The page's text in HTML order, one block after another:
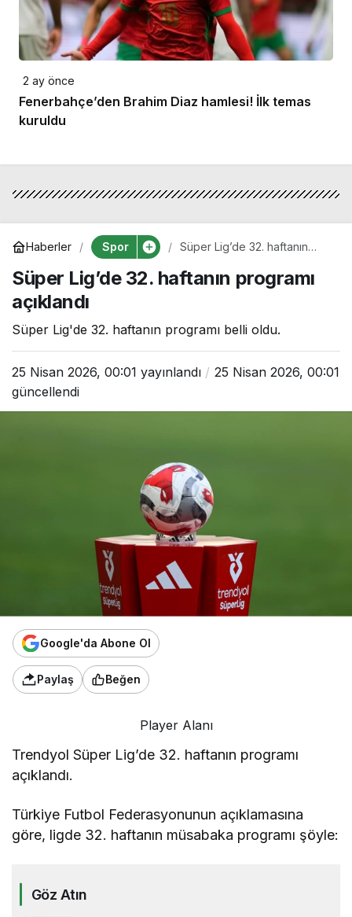
2 ay önce
Fenerbahçe’den Brahim Diaz hamlesi! İlk temas
kuruldu
Haberler Spor
Süper Lig’de 32. haftanın
Süper Lig’de 32. haftanın programı
açıklandı
Süper Lig'de 32. haftanın programı belli oldu.
25 Nisan 2026, 00:01 yayınlandı
25 Nisan 2026, 00:01
güncellendi
Google'da Abone Ol
Paylaş Beğen
Player Alanı
Trendyol Süper Lig’de 32. haftanın programı
açıklandı.
Türkiye Futbol Federasyonunun açıklamasına
göre, ligde 32. haftanın müsabaka programı şöyle:
Göz Atın